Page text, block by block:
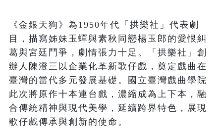
《金銀天狗》為1950年代「拱樂社」代表劇
目，描寫姊妹玉蟬與素秋同戀楊玉郎的愛恨糾
葛與宮廷鬥爭，劇情張力十足。「拱樂社」創
辦人陳澄三以企業化革新歌仔戲，奠定戲曲在
臺灣的當代多元發展基礎。國立臺灣戲曲學院
此次將原作十本連台戲，濃縮成為上下本，融
合傳統精神與現代美學，延續跨界特色，展現
歌仔戲傳承與創新的使命。